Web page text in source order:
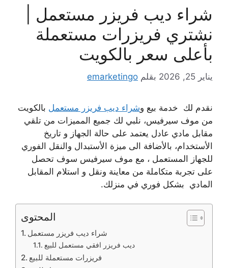
شراء ديب فريزر مستعمل |
نشتري فريزرات مستعملة
بأعلى سعر بالكويت
يناير 25, 2026 بقلم emarketingo
نقدم لك خدمة بيع وشراء ديب فريزر مستعمل بالكويت
من موف سيرفيس، نلبي لك جميع المميزات من تلقي
مقابل مادي عادل يعتمد على حالة الجهاز و تاريخ
الأستخدام، بالأضافة الى ميزة الأستبدال والنقل الفوري
للجهاز المستعمل ، مع موف سيرفيس سوف تحصل
على تجربة متكاملة من معاينة ونقل و استلام المقابل
المادي بشكل فوري في منزلك.
المحتوى
شراء ديب فريزر مستعمل
ديب فريزر افقي مستعمل للبيع
فريزرات مستعملة للبيع